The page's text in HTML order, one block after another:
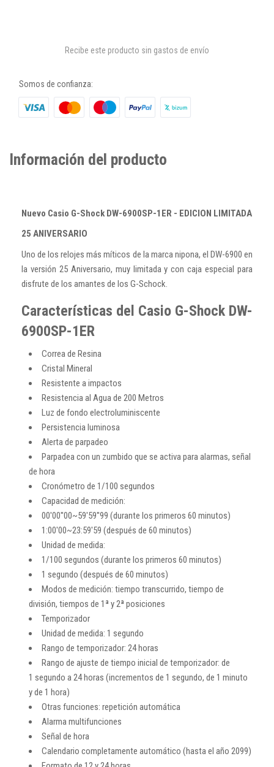
Recibe este producto sin gastos de envío
Somos de confianza:
Información del producto
Nuevo Casio G-Shock DW-6900SP-1ER - EDICION LIMITADA
25 ANIVERSARIO
Uno de los relojes más míticos de la marca nipona, el DW-6900 en
la versión 25 Aniversario, muy limitada y con caja especial para
disfrute de los amantes de los G-Schock.
Características del Casio G-Shock DW-
6900SP-1ER
Correa de Resina
Cristal Mineral
Resistente a impactos
Resistencia al Agua de 200 Metros
Luz de fondo electroluminiscente
Persistencia luminosa
Alerta de parpadeo
Parpadea con un zumbido que se activa para alarmas, señal
de hora
Cronómetro de 1/100 segundos
Capacidad de medición:
00'00''00~59'59''99 (durante los primeros 60 minutos)
1:00'00~23:59'59 (después de 60 minutos)
Unidad de medida:
1/100 segundos (durante los primeros 60 minutos)
1 segundo (después de 60 minutos)
Modos de medición: tiempo transcurrido, tiempo de
división, tiempos de 1ª y 2ª posiciones
Temporizador
Unidad de medida: 1 segundo
Rango de temporizador: 24 horas
Rango de ajuste de tiempo inicial de temporizador: de
1 segundo a 24 horas (incrementos de 1 segundo, de 1 minuto
y de 1 hora)
Otras funciones: repetición automática
Alarma multifunciones
Señal de hora
Calendario completamente automático (hasta el año 2099)